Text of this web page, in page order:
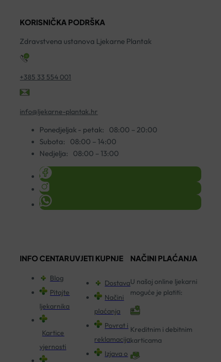
KORISNIČKA PODRŠKA
Zdravstvena ustanova Ljekarne Plantak
+385 33 554 001
info@ljekarne-plantak.hr
Ponedjeljak - petak:
08:00 – 20:00
Subota:
08:00 – 14:00
Nedjelja:
08:00 – 13:00
INFO CENTAR
Blog
Pitajte
ljekarnika
Kartice
vjernosti
UVJETI KUPNJE
Dostava
Načini
plaćanja
Povrat i
reklamacija
Izjava o
NAČINI PLAĆANJA
U našoj online ljekarni
moguće je platiti:
Kreditnim i debitnim
karticama